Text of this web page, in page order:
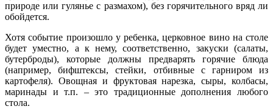
природе или гулянье с размахом), без горячительного вряд ли
обойдется.
Хотя событие произошло у ребенка, церковное вино на столе
будет уместно, а к нему, соответственно, закуски (салаты,
бутерброды), которые должны предварять горячие блюда
(например, бифштексы, стейки, отбивные с гарниром из
картофеля). Овощная и фруктовая нарезка, сыры, колбасы,
маринады и т.п. – это традиционные дополнения любого
стола.